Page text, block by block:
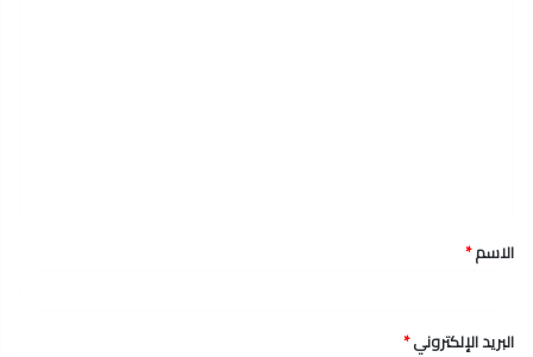
*
الاسم*
البريد الإلكتروني*